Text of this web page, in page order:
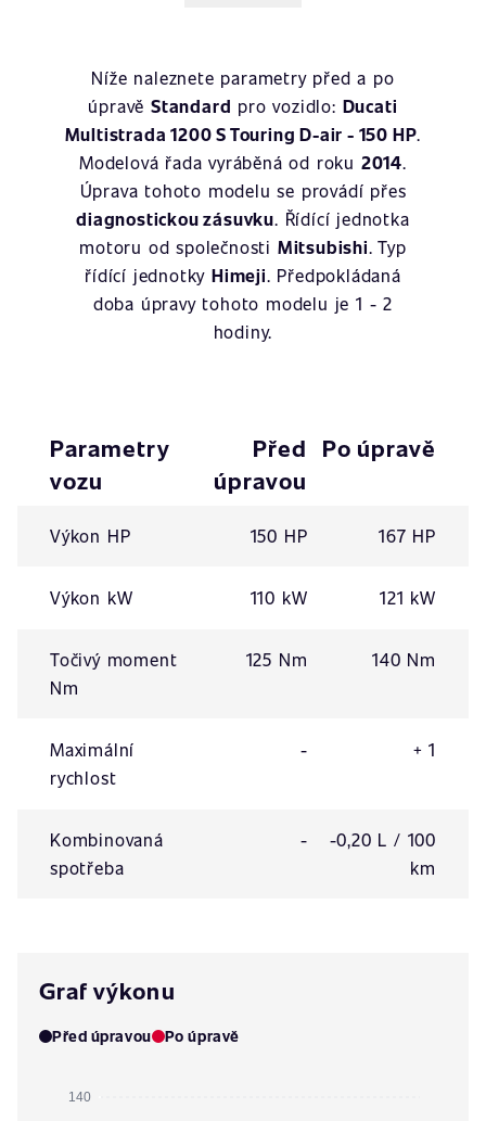
Níže naleznete parametry před a po
úpravěStandard pro vozidlo: Ducati
Multistrada 1200 S Touring D-air - 150 HP.
Modelová řada vyráběná od roku 2014.
Úprava tohoto modelu se provádí přes
diagnostickou zásuvku. Řídící jednotka
motoru od společnosti Mitsubishi. Typ
řídící jednotky Himeji. Předpokládaná
doba úpravy tohoto modelu je 1 - 2
hodiny.
Parametry
vozu
Před
úpravou
Po úpravě
Výkon HP 150 HP 167 HP
Výkon kW 110 kW 121 kW
Točivý moment
Nm
125 Nm 140 Nm
Maximální
rychlost
- + 1
Kombinovaná
spotřeba
-
-0,20 L / 100
km
Graf výkonu
Před úpravou Po úpravě
140